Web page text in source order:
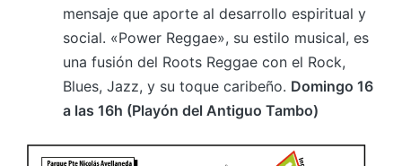
mensaje que aporte al desarrollo espiritual y
social. «Power Reggae», su estilo musical, es
una fusión del Roots Reggae con el Rock,
Blues, Jazz, y su toque caribeño. Domingo 16
a las 16h (Playón del Antiguo Tambo)